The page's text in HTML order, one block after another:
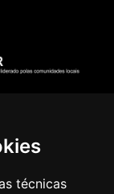
técnicas